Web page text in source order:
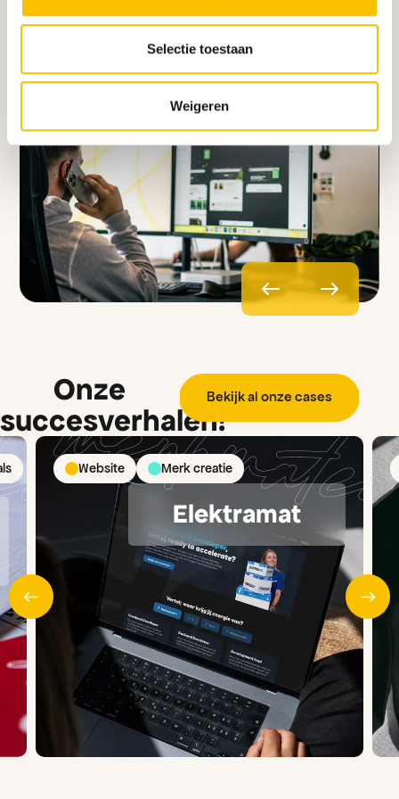
Selectie toestaan
Weigeren
Onze
succesverhalen!
Bekijkal onze cases
Website Merk creatie
Elektramat